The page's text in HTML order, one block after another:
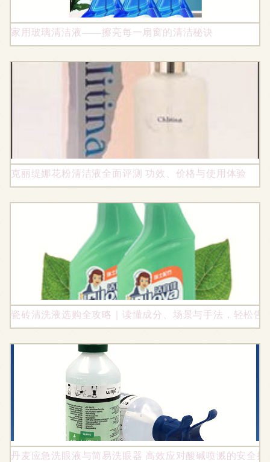
家用玻璃清洁液——擦亮每一扇窗的清洁秘诀
克丽缇娜花粉清洁液全面评测 功效、价格与使用体验
瓷砖清洗液选购全攻略｜读懂成分、场景与手法，轻松告
丹麦应急洗眼液与简易洗眼器 高效应对酸碱喷溅的安全搭